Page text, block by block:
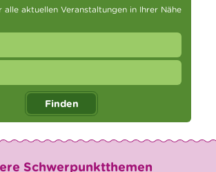
alle aktuellen Veranstaltungen in Ihrer Nähe
Finden
Schwerpunktthemen